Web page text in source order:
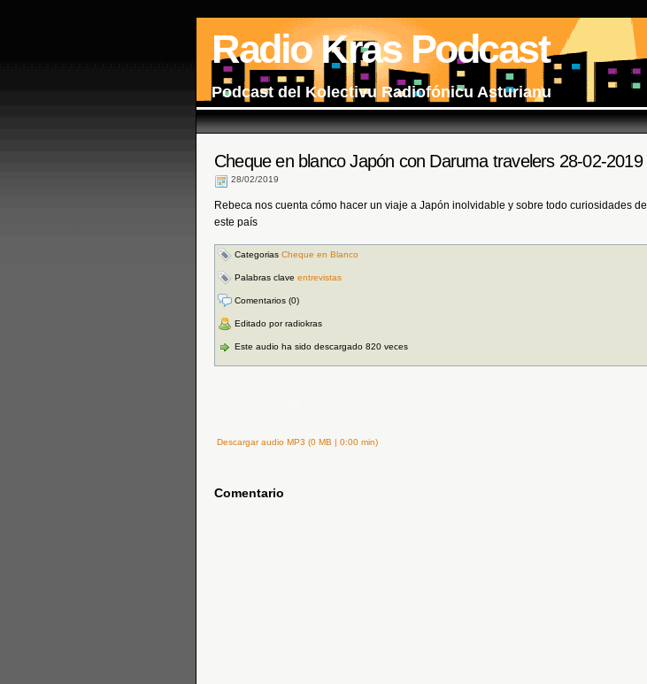
Radio Kras Podcast
Podcast del Kolectivu Radiofónicu Asturianu
Cheque en blanco Japón con Daruma travelers 28-02-2019
28/02/2019
Rebeca nos cuenta cómo hacer un viaje a Japón inolvidable y sobre todo curiosidades de
este país
Categorias Cheque en Blanco
Palabras clave entrevistas
Comentarios (0)
Editado por radiokras
Este audio ha sido descargado 820 veces
Descargar audio MP3 (0 MB | 0:00 min)
Comentario